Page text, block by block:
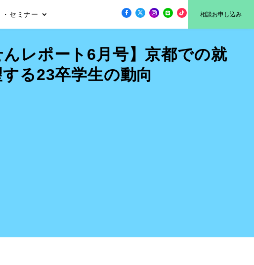
セミナー 相談お申し込み
んレポート6月号】京都での就
る23卒学生の動向